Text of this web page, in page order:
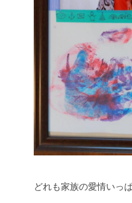
どれも家族の愛情いっ